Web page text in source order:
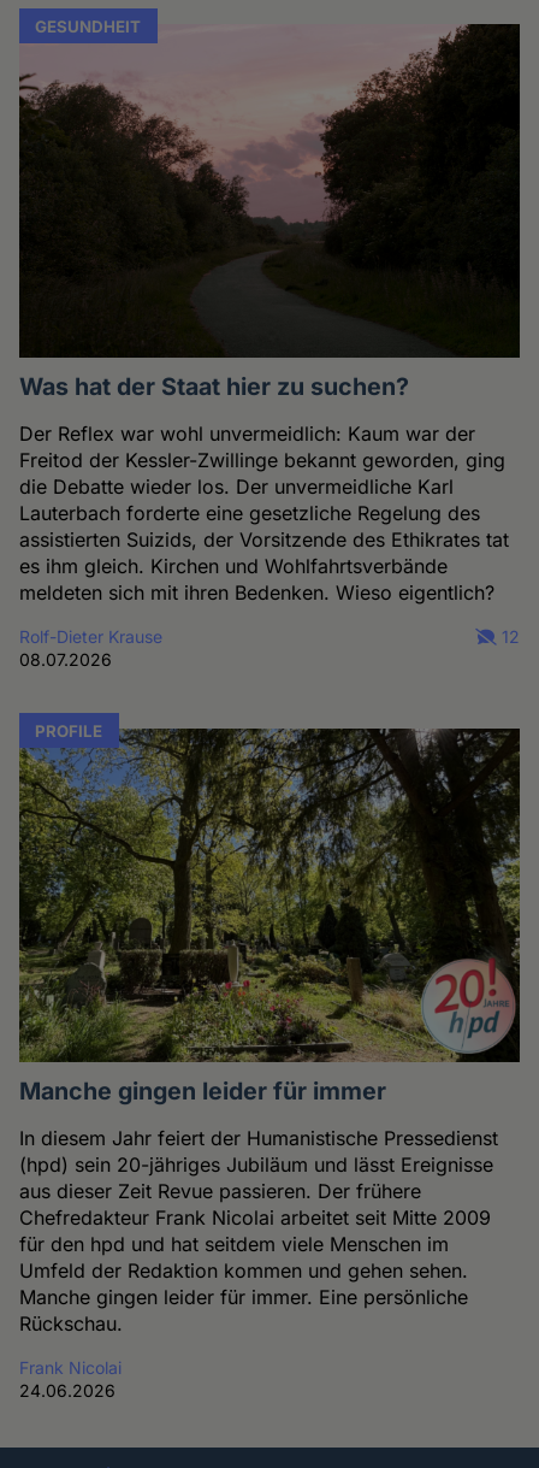
GESUNDHEIT
Was hat der Staat hier zu suchen?
Der Reflex war wohl unvermeidlich: Kaum war der
Freitod der Kessler-Zwillinge bekannt geworden, ging
die Debatte wieder los. Der unvermeidliche Karl
Lauterbach forderte eine gesetzliche Regelung des
assistierten Suizids, der Vorsitzende des Ethikrates tat
es ihm gleich. Kirchen und Wohlfahrtsverbände
meldeten sich mit ihren Bedenken. Wieso eigentlich?
Rolf-Dieter Krause
08.07.2026
12
PROFILE
Manche gingen leider für immer
In diesem Jahr feiert der Humanistische Pressedienst
(hpd) sein 20-jähriges Jubiläum und lässt Ereignisse
aus dieser Zeit Revue passieren. Der frühere
Chefredakteur Frank Nicolai arbeitet seit Mitte 2009
für den hpd und hat seitdem viele Menschen im
Umfeld der Redaktion kommen und gehen sehen.
Manche gingen leider für immer. Eine persönliche
Rückschau.
Frank Nicolai
24.06.2026